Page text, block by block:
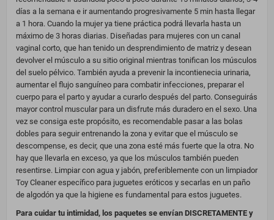
días a la semana e ir aumentando progresivamente 5 min hasta llegar
a 1 hora. Cuando la mujer ya tiene práctica podrá llevarla hasta un
máximo de 3 horas diarias. Diseñadas para mujeres con un canal
vaginal corto, que han tenido un desprendimiento de matriz y desean
devolver el músculo a su sitio original mientras tonifican los músculos
del suelo pélvico. También ayuda a prevenir la incontienecia urinaria,
aumentar el flujo sanguíneo para combatir infecciones, preparar el
cuerpo para el parto y ayudar a curarlo después del parto. Conseguirás
mayor control muscular para un disfrute más duradero en el sexo. Una
vez se consiga este propósito, es recomendable pasar a las bolas
dobles para seguir entrenando la zona y evitar que el músculo se
descompense, es decir, que una zona esté más fuerte que la otra. No
hay que llevarla en exceso, ya que los músculos también pueden
resentirse. Limpiar con agua y jabón, preferiblemente con un limpiador
Toy Cleaner específico para juguetes eróticos y secarlas en un paño
de algodón ya que la higiene es fundamental para estos juguetes.
Para cuidar tu intimidad, los paquetes se envían DISCRETAMENTE y